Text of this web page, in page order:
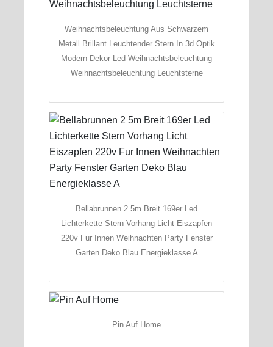
Weihnachtsbeleuchtung Aus Schwarzem
Metall Brillant Leuchtender Stern In 3d Optik
Modern Dekor Led Weihnachtsbeleuchtung
Weihnachtsbeleuchtung Leuchtsterne
Bellabrunnen 2 5m Breit 169er Led
Lichterkette Stern Vorhang Licht Eiszapfen
220v Fur Innen Weihnachten Party Fenster
Garten Deko Blau Energieklasse A
Pin Auf Home